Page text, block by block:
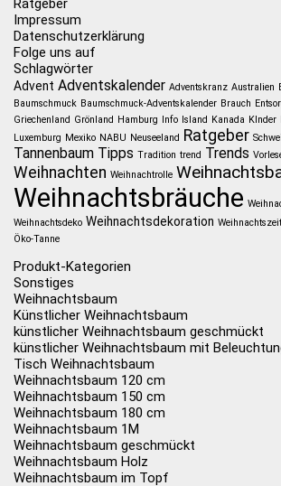
Ratgeber
Impressum
Datenschutzerklärung
Folge uns auf
Schlagwörter
Advent Adventskalender Adventskranz Australien
Baumschmuck Baumschmuck-Adventskalender Brauch
Griechenland Grönland Hamburg Info Island Kanada KInder
Luxemburg Mexiko NABU Neuseeland Ratgeber
Tannenbaum Tipps Tradition trend Trends
Weihnachten Weihnachtrolle
Weihnachtsbräuche
Weihnachtsdeko Weihnachtsdekoration Weihnachtszeit
Öko-Tanne
Produkt-Kategorien
Sonstiges
Weihnachtsbaum
Künstlicher Weihnachtsbaum
künstlicher Weihnachtsbaum geschmückt
künstlicher Weihnachtsbaum mit
Tisch Weihnachtsbaum
Weihnachtsbaum 120 cm
Weihnachtsbaum 150 cm
Weihnachtsbaum 180 cm
Weihnachtsbaum 1M
Weihnachtsbaum geschmückt
Weihnachtsbaum Holz
Weihnachtsbaum im Topf